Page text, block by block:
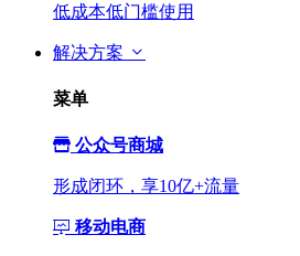
低成本低门槛使用
解决方案
菜单
公众号商城
形成闭环，享10亿+流量
移动电商